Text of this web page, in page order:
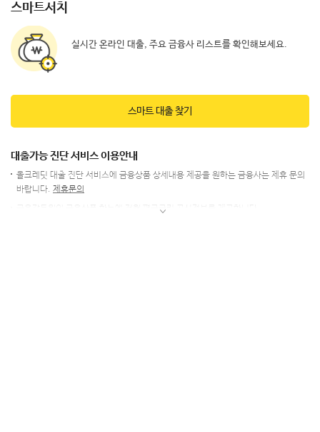
스마트서치
실시간 온라인 대출, 주요 금융사 리스트를 확인해보세요.
스마트 대출 찾기
대출가능 진단 서비스 이용안내
올크레딧 대출 진단 서비스에 금융상품 상세내용 제공을 원하는 금융사는 제휴 문의
바랍니다. 제휴문의
금융감독원의 금융상품 한눈에 전월 평균금리 공시정보를 제공합니다.